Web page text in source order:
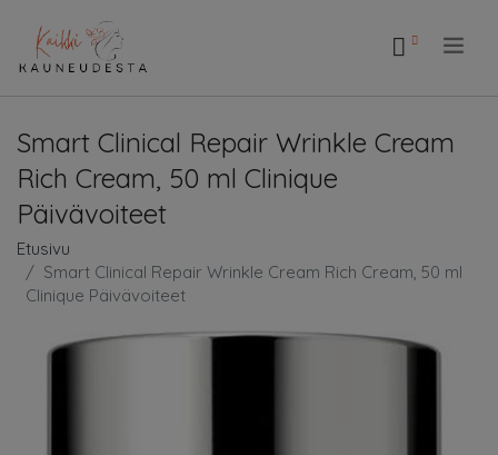
Smart Clinical Repair Wrinkle Cream
Rich Cream, 50 ml Clinique
Päivävoiteet
Etusivu
Smart Clinical Repair Wrinkle Cream Rich Cream, 50 ml
Clinique Päivävoiteet